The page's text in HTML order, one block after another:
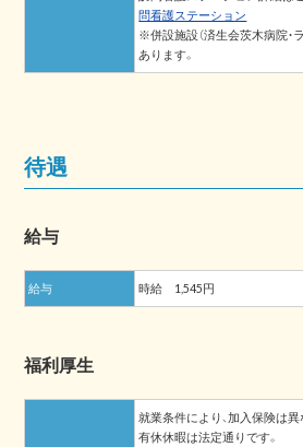
問看護ステーション
※併設施設（済生会茨木病院・
あります。
待遇
給与
給与 時給 1,545円
福利厚生
就業条件により、加入保険は異
有休休暇は法定通りです。